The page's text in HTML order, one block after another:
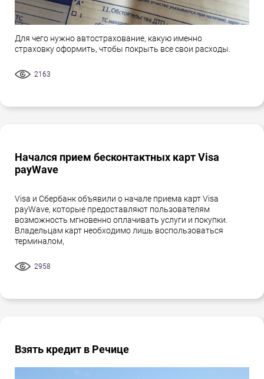
Для чего нужно автострахование, какую именно
страховку оформить, чтобы покрыть все свои расходы.
2163
Начался прием бесконтактных карт Visa
payWave
Visa и Сбербанк объявили о начале приема карт Visa
payWave, которые предоставляют пользователям
возможность мгновенно оплачивать услуги и покупки.
Владельцам карт необходимо лишь воспользоваться
терминалом,
2958
Взять кредит в Речице